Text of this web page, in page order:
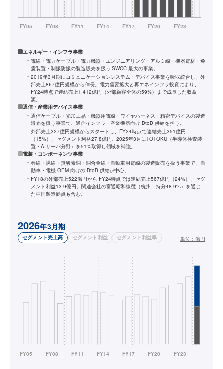
エネルギー・インフラ事業
電線・電力ケーブル・電力機器・エンジニアリング・アルミ線・機器電材・免
震装置・制振防振の製造販売を扱う SWCC 最大の事業。
2019年3月期にコミュニケーションシステム・デバイス事業を吸収統合し、外
部売上867億円規模から伸長。電力需要拡大と再エネインフラ投資により、
FY24時点で連結売上1,412億円（外部顧客全体の59%）まで成長した収益
源。
通信・産業用デバイス事業
通信ケーブル・光加工品・機器用電線・ワイヤハーネス・精密デバイスの製造
販売を扱う事業で、通信インフラ・産業機器向け BtoB 供給を担う。
外部売上327億円規模からスタートし、FY24時点で連結売上351億円
（15%）、セグメント利益27.8億円。2025年3月にTOTOKU（半導体検査装
置・AIサーバ分野）を51%取得し領域を補強。
電装・コンポーネンツ事業
巻線・裸線・無酸素銅・銅合金線・自動車用電線の製造販売を扱う事業で、自
動車・電機 OEM 向けの BtoB 供給が中心。
FY18の外部売上522億円から FY24時点では連結売上567億円（24%）、セグ
メント利益13.9億円。関連会社の富通昭和線纜（杭州、持分48.9%）を通じ
た中国製造拠点も含む。
2026年3月期
セグメント売上高 セグメント利益 セグメント利益率 単位： 億円